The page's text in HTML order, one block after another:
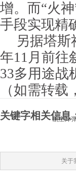
增。而“火
手段实现精
另据塔斯
年11月前往
33多用途战
（如需转
关键字相关信息
航空炸
关于